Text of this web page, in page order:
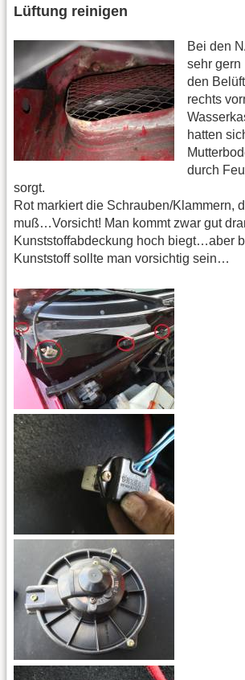
Lüftung reinigen
Bei den
sehr gern
den
rechts
hatten
durch
sorgt.
Rot markiert die Schrauben/Klammern,
muß…Vorsicht! Man kommt zwar gut
Kunststoffabdeckung hoch biegt…aber
Kunststoff sollte man vorsichtig sein…